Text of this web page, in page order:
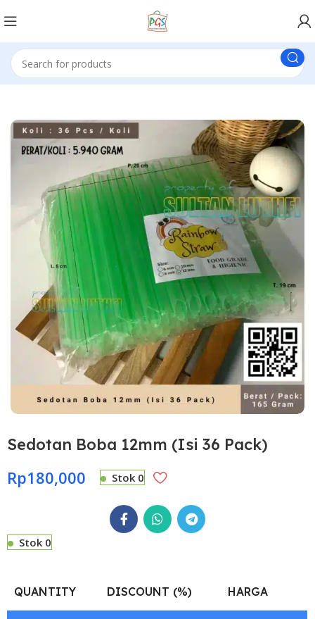
Sedotan Boba 12mm (Isi 36 Pack)
Rp180,000 Stok 0
Stok 0
QUANTITY DISCOUNT (%) HARGA